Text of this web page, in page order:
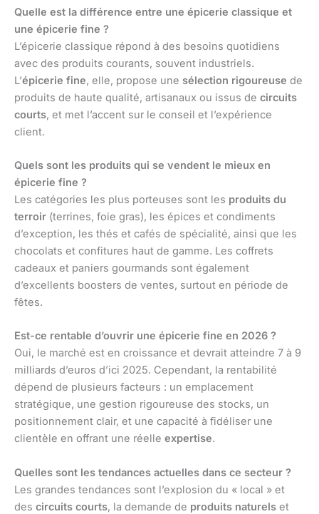
Quelle est la différence entre une épicerie classique et
une épicerie fine ?
L’épicerie classique répond à des besoins quotidiens
avec des produits courants, souvent industriels.
L’épicerie fine, elle, propose une sélection rigoureuse de
produits de haute qualité, artisanaux ou issus de circuits
courts, et met l’accent sur le conseil et l’expérience
client.
Quels sont les produits qui se vendent le mieux en
épicerie fine ?
Les catégories les plus porteuses sont les produits du
terroir (terrines, foie gras), les épices et condiments
d’exception, les thés et cafés de spécialité, ainsi que les
chocolats et confitures haut de gamme. Les coffrets
cadeaux et paniers gourmands sont également
d’excellents boosters de ventes, surtout en période de
fêtes.
Est-ce rentable d’ouvrir une épicerie fine en 2026 ?
Oui, le marché est en croissance et devrait atteindre 7 à 9
milliards d’euros d’ici 2025. Cependant, la rentabilité
dépend de plusieurs facteurs : un emplacement
stratégique, une gestion rigoureuse des stocks, un
positionnement clair, et une capacité à fidéliser une
clientèle en offrant une réelle expertise.
Quelles sont les tendances actuelles dans ce secteur ?
Les grandes tendances sont l’explosion du « local » et
des circuits courts, la demande de produits naturels et